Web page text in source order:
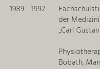
1989 - 1992
der
„Carl
Bobath,